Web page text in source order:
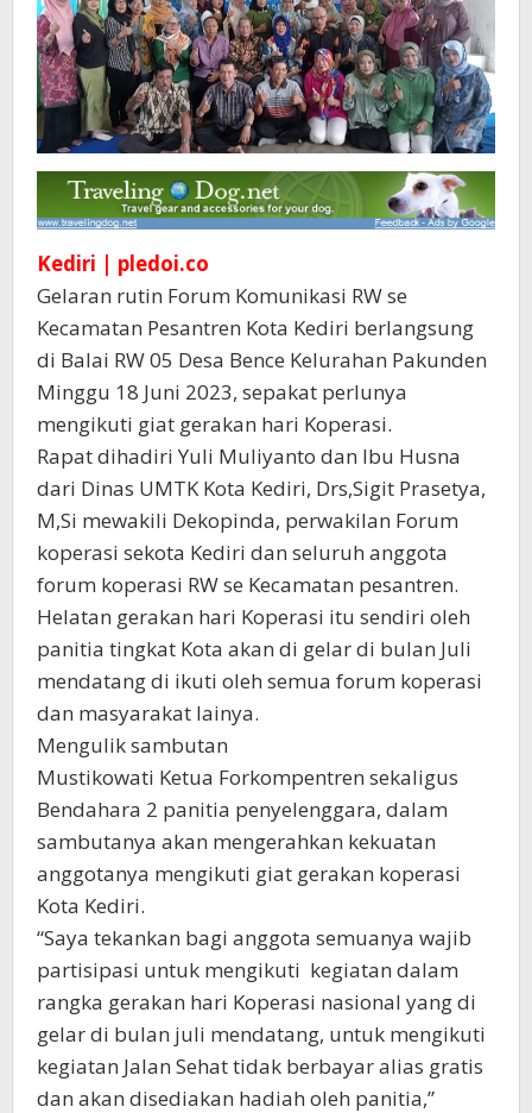
Kediri | pledoi.co
Gelaran rutin Forum Komunikasi RW se
Kecamatan Pesantren Kota Kediri berlangsung
di Balai RW 05 Desa Bence Kelurahan Pakunden
Minggu 18 Juni 2023, sepakat perlunya
mengikuti giat gerakan hari Koperasi.
Rapat dihadiri Yuli Muliyanto dan Ibu Husna
dari Dinas UMTK Kota Kediri, Drs,Sigit Prasetya,
M,Si mewakili Dekopinda, perwakilan Forum
koperasi sekota Kediri dan seluruh anggota
forum koperasi RW se Kecamatan pesantren.
Helatan gerakan hari Koperasi itu sendiri oleh
panitia tingkat Kota akan di gelar di bulan Juli
mendatang di ikuti oleh semua forum koperasi
dan masyarakat lainya.
Mengulik sambutan
Mustikowati Ketua Forkompentren sekaligus
Bendahara 2 panitia penyelenggara, dalam
sambutanya akan mengerahkan kekuatan
anggotanya mengikuti giat gerakan koperasi
Kota Kediri.
“Saya tekankan bagi anggota semuanya wajib
partisipasi untuk mengikuti kegiatan dalam
rangka gerakan hari Koperasi nasional yang di
gelar di bulan juli mendatang, untuk mengikuti
kegiatan Jalan Sehat tidak berbayar alias gratis
dan akan disediakan hadiah oleh panitia,”